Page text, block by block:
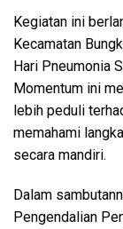
Kegiatan ini
Kecamatan
Hari Pneumonia
Momentum ini
lebih peduli
memahami
secara mandiri.
Dalam
Pengendalian